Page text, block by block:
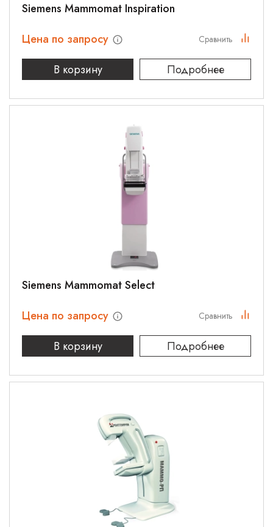
Siemens Mammomat Inspiration
Цена по запросу
В корзину
Подробнее
Сравнить
Siemens Mammomat Select
Цена по запросу
В корзину
Подробнее
Сравнить